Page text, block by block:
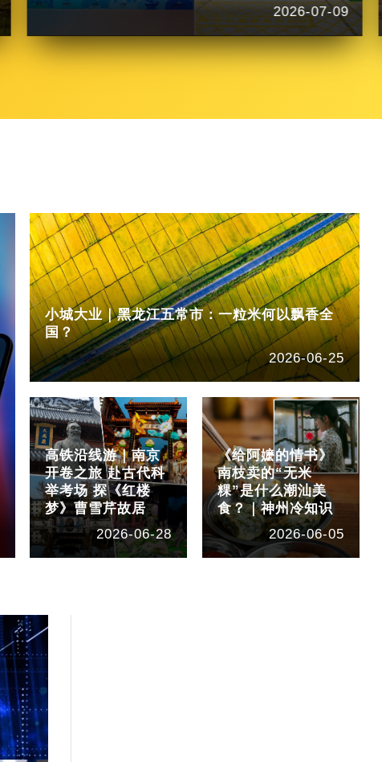
2026-07-09
小城大业｜黑龙江五常市：一粒米何以飘香全
国？
2026-06-25
高铁沿线游｜南京
开卷之旅 赴古代科
举考场 探《红楼
梦》曹雪芹故居
2026-06-28
《给阿嬷的情书》
南枝卖的“无米
粿”是什么潮汕美
食？｜神州冷知识
2026-06-05